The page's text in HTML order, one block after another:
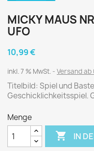
MICKY MAUS
UFO
10,99 €
inkl. 7 % MwSt. Versand ab
Titelbild: Spiel und
Geschicklichkeitsspiel.
Menge
 IN